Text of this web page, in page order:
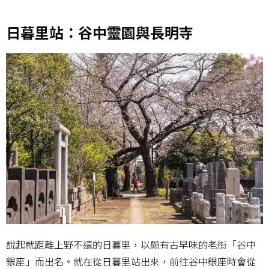
日暮里站：谷中靈園與長明寺
說起就距離上野不遠的日暮里，以頗有古早味的老街「谷中
銀座」而出名。就在從日暮里站出來，前往谷中銀座時會從